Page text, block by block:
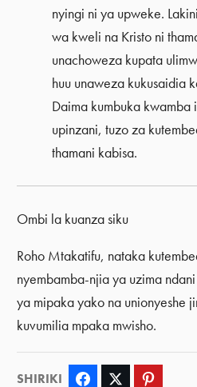
nyingi ni ya upweke.
wa kweli na Kristo ni
unachoweza kupata
huu unaweza kukusaidia
Daima kumbuka
upinzani, tuzo za
thamani kabisa.
Ombi la kuanza siku
Roho Mtakatifu, nataka
nyembamba-njia ya uzima
ya mipaka yako na unionyeshe
kuvumilia mpaka mwisho.
SHIRIKI Facebook Twitter